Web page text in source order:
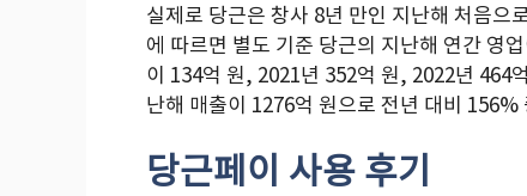
실제로 당근은 창사 8년 만인 지난해 처음으
에 따르면 별도 기준 당근의 지난해 연간 영
이 134억 원, 2021년 352억 원, 2022년 464
난해 매출이 1276억 원으로 전년 대비
당근페이 사용 후기